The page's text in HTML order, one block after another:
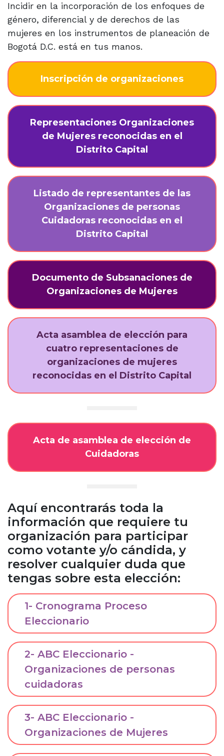
Incidir en la incorporación de los enfoques de
género, diferencial y de derechos de las
mujeres en los instrumentos de planeación de
Bogotá D.C. está en tus manos.
Inscripción de organizaciones
Representaciones Organizaciones
de Mujeres reconocidas en el
Distrito Capital
Listado de representantes de las
Organizaciones de personas
Cuidadoras reconocidas en el
Distrito Capital
Documento de Subsanaciones de
Organizaciones de Mujeres
Acta asamblea de elección para
cuatro representaciones de
organizaciones de mujeres
reconocidas en el Distrito Capital
Acta de asamblea de elección de
Cuidadoras
Aquí encontrarás toda la
información que requiere tu
organización para participar
como votante y/o cándida, y
resolver cualquier duda que
tengas sobre esta elección:
1- Cronograma Proceso
Eleccionario
2- ABC Eleccionario -
Organizaciones de personas
cuidadoras
3- ABC Eleccionario -
Organizaciones de Mujeres